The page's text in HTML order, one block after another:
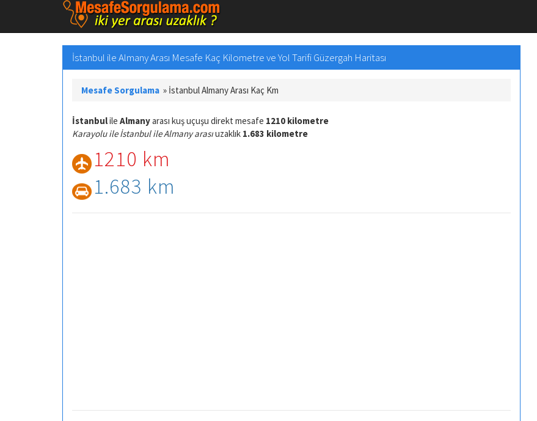
İstanbul ile Almany Arası Mesafe Kaç Kilometre ve Yol Tarifi Güzergah Haritası
Mesafe Sorgulama » İstanbul Almany Arası Kaç Km
İstanbulile Almanyarası kuş uçuşu direkt mesafe 1210 kilometre
Karayolu ile İstanbul ile Almany arasıuzaklık 1.683 kilometre
1210 km
1.683 km